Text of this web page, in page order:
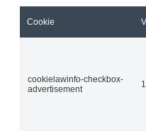
Cookie
cookielawinfo-checkbox-
advertisement